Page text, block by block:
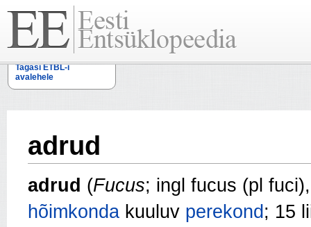
Tagasi ETBL-i
avalehele
adrud
adrud (Fucus; ingl fucus (pl
hõimkonda kuuluv perekond ; 15